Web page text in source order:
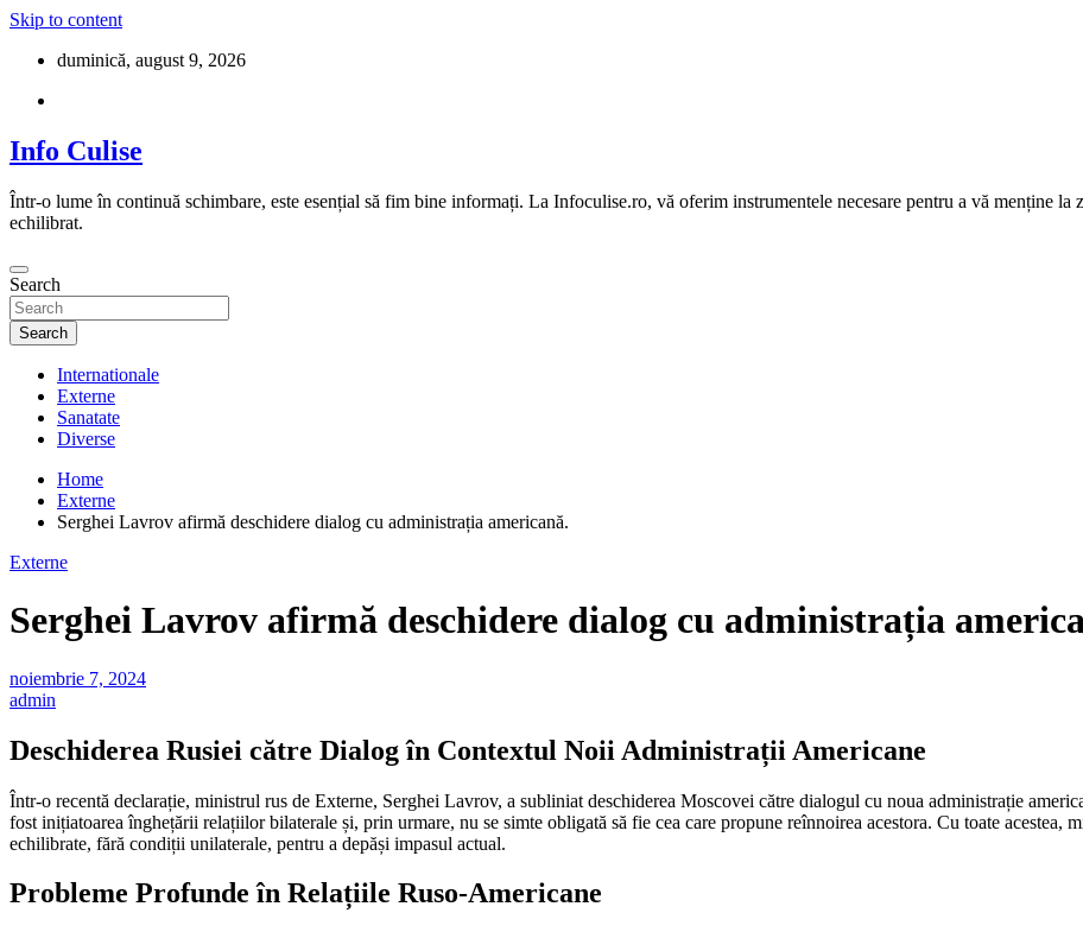
Skip to content
duminică, august 9, 2026
Info Culise
Într-o lume în continuă schimbare, este esențial să fim bine informați. La Infoculise.ro, vă oferim instrumentele necesare pentru a vă menține
echilibrat.
Search
Search
Internationale
Externe
Sanatate
Diverse
Home
Externe
Serghei Lavrov afirmă deschidere dialog cu administrația americană.
Externe
Serghei Lavrov afirmă deschidere dialog cu administrația
noiembrie 7, 2024
admin
Deschiderea Rusiei către Dialog în Contextul Noii Administrații Americane
Într-o recentă declarație, ministrul rus de Externe, Serghei Lavrov, a subliniat deschiderea Moscovei către dialogul cu noua administrație
fost inițiatoarea înghețării relațiilor bilaterale și, prin urmare, nu se simte obligată să fie cea care propune reînnoirea acestora. Cu toate
echilibrate, fără condiții unilaterale, pentru a depăși impasul actual.
Probleme Profunde în Relațiile Ruso-Americane